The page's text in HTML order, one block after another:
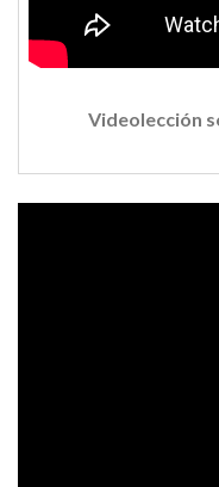
Videolección